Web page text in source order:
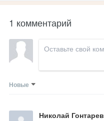
1 комментарий
Новые
Николай Гонтарев